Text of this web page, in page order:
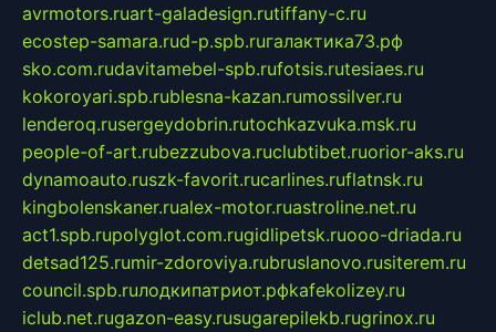
avrmotors.ruart-galadesign.rutiffany-c.ru
ecostep-samara.rud-p.spb.ruгалактика73.рф
sko.com.rudavitamebel-spb.rufotsis.rutesiaes.ru
kokoroyari.spb.rublesna-kazan.rumossilver.ru
lenderoq.rusergeydobrin.rutochkazvuka.msk.ru
people-of-art.rubezzubova.ruclubtibet.ruorior-aks.ru
dynamoauto.ruszk-favorit.rucarlines.ruflatnsk.ru
kingbolenskaner.rualex-motor.ruastroline.net.ru
act1.spb.rupolyglot.com.rugidlipetsk.ruooo-driada.ru
detsad125.rumir-zdoroviya.rubruslanovo.rusiterem.ru
council.spb.ruлодкипатриот.рфkafekolizey.ru
iclub.net.rugazon-easy.rusugarepilekb.rugrinox.ru